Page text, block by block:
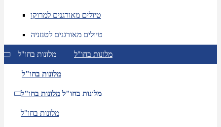
טיולים מאורגנים למרוקו
טיולים מאורגנים לטנזניה
מלונות בחו"ל מלונות בחו"ל
מלונות בחו"ל
מלונות בחו"ל מלונות בחו"ל
מלונות בחו"ל